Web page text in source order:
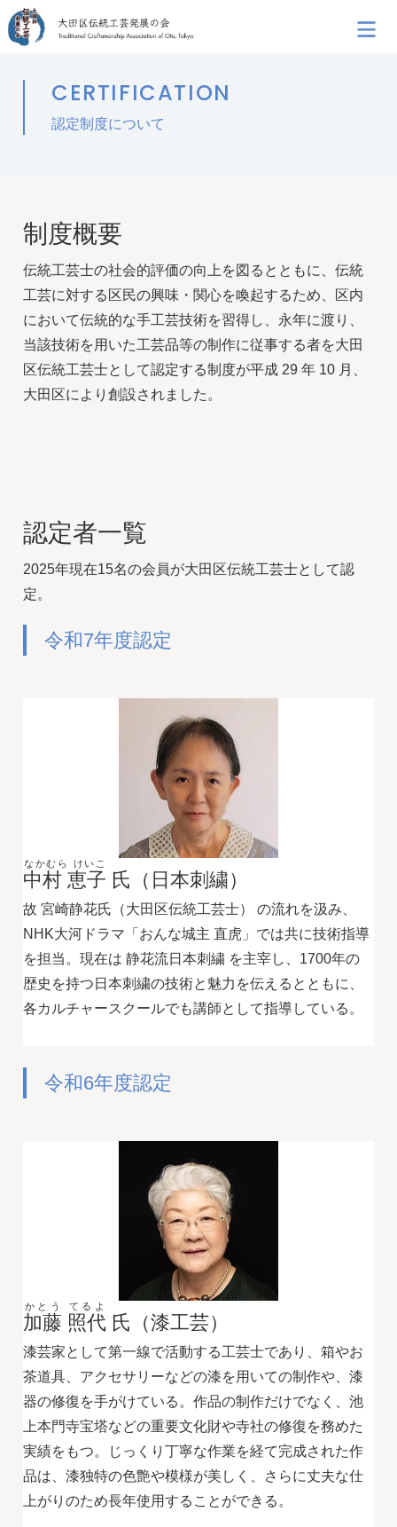
CERTIFICATION
認定制度について
制度概要
伝統工芸士の社会的評価の向上を図るとともに、伝統
工芸に対する区民の興味・関心を喚起するため、区内
において伝統的な手工芸技術を習得し、永年に渡り、
当該技術を用いた工芸品等の制作に従事する者を大田
区伝統工芸士として認定する制度が平成 29 年 10 月、
大田区により創設されました。
認定者一覧
2025年現在15名の会員が大田区伝統工芸士として認
定。
令和7年度認定
中村 恵子
なかむら けいこ
氏（日本刺繍）
故 宮崎静花氏（大田区伝統工芸士） の流れを汲み、
NHK大河ドラマ「おんな城主 直虎」では共に技術指導
を担当。現在は 静花流日本刺繍 を主宰し、1700年の
歴史を持つ日本刺繍の技術と魅力を伝えるとともに、
各カルチャースクールでも講師として指導している。
令和6年度認定
加藤 照代
かとう てるよ
氏（漆工芸）
漆芸家として第一線で活動する工芸士であり、箱やお
茶道具、アクセサリーなどの漆を用いての制作や、漆
器の修復を手がけている。作品の制作だけでなく、池
上本門寺宝塔などの重要文化財や寺社の修復を務めた
実績をもつ。じっくり丁寧な作業を経て完成された作
品は、漆独特の色艶や模様が美しく、さらに丈夫な仕
上がりのため長年使用することができる。